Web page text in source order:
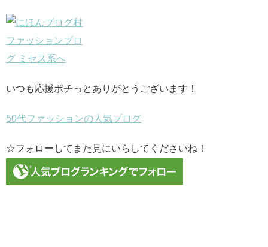
いつも応援ポチっとありがとうございます！
50代ファッションの人気ブログ
☆フォローしてまた見にいらしてくださいね！